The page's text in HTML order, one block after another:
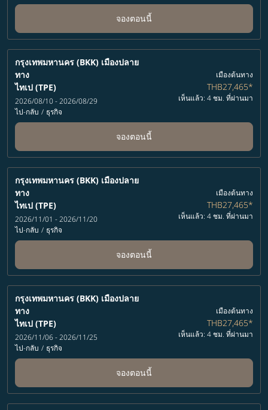
จองตอนนี้
กรุงเทพมหานคร (BKK) เมืองปลาย
ทาง
ไทเป (TPE)
2026/08/10 - 2026/08/29
ไป-กลับ / ธุรกิจ
เมืองต้นทาง
THB27,465*
เห็นแล้ว: 4 ชม. ที่ผ่านมา
จองตอนนี้
กรุงเทพมหานคร (BKK) เมืองปลาย
ทาง
ไทเป (TPE)
2026/11/01 - 2026/11/20
ไป-กลับ / ธุรกิจ
เมืองต้นทาง
THB27,465*
เห็นแล้ว: 4 ชม. ที่ผ่านมา
จองตอนนี้
กรุงเทพมหานคร (BKK) เมืองปลาย
ทาง
ไทเป (TPE)
2026/11/06 - 2026/11/25
ไป-กลับ / ธุรกิจ
เมืองต้นทาง
THB27,465*
เห็นแล้ว: 4 ชม. ที่ผ่านมา
จองตอนนี้